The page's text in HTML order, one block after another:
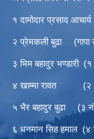
१ दामोदार प्रसाद
२ प्रेमकली बुढा
३ भिम बहादुर
४ खाम्मा रावत
५ भैर बहादुर बुढा
६ धनमान सिह